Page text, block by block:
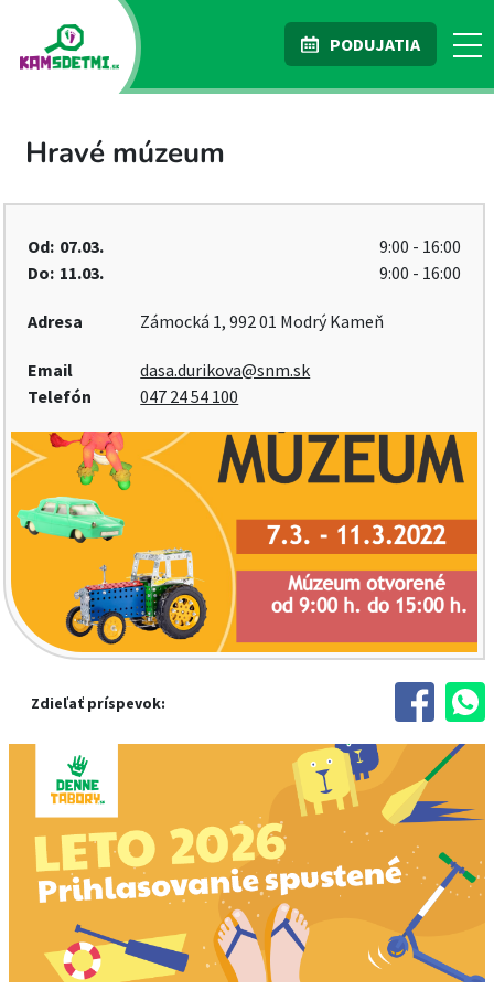
PODUJATIA
Hravé múzeum
Od: 07.03.
9:00 - 16:00
Do: 11.03. 9:00 - 16:00
Adresa Zámocká 1, 992 01 Modrý Kameň
Email
dasa.durikova@snm.sk
Telefón
047 24 54 100
Zdieľať príspevok: